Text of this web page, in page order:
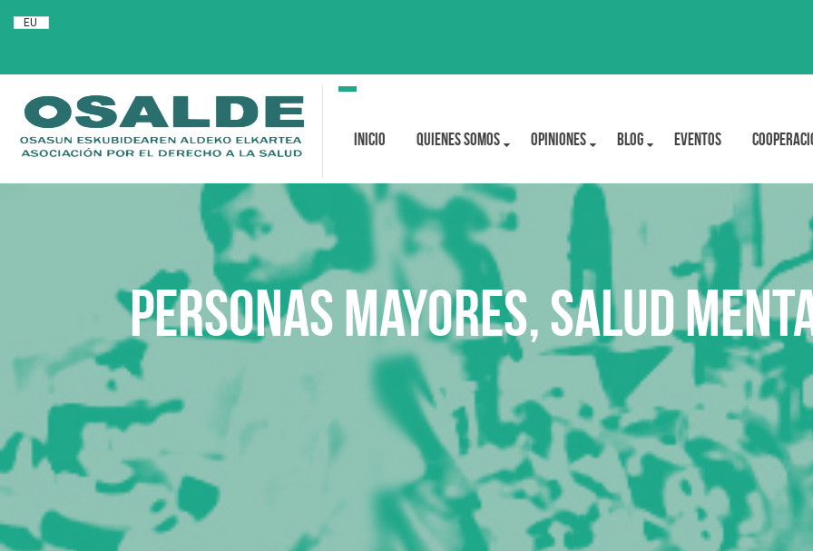
EU
Toggle
Inicio Quienes Somos OPINIONES BLOG Eventos
Personas mayores, salud